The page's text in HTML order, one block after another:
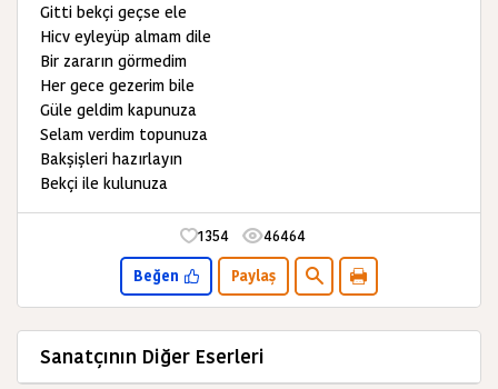
Gitti bekçi geçse ele
Hicv eyleyüp almam dile
Bir zararın görmedim
Her gece gezerim bile
Güle geldim kapunuza
Selam verdim topunuza
Bakşişleri hazırlayın
Bekçi ile kulunuza
1354 46464
Beğen Paylaş
Sanatçının Diğer Eserleri